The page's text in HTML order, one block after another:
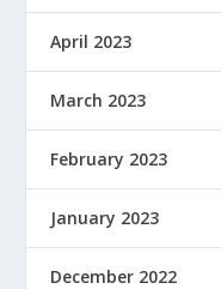
April 2023
March 2023
February 2023
January 2023
December 2022